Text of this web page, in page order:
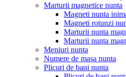
Marturii magnetice nunta
Magneti nunta
Magneti rotunzi
Marturii nunta
Marturii nunta
Meniuri nunta
Numere de masa nunta
Plicuri de bani nunta